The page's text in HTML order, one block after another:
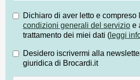
Dichiaro di aver letto e compreso
condizioni generali del servizio e
trattamento dei miei dati ( leggi
Desidero iscrivermi alla
giuridica di Brocardi.it